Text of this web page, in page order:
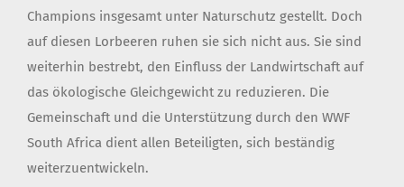
Champions insgesamt unter Naturschutz gestellt. Doch
auf diesen Lorbeeren ruhen sie sich nicht aus. Sie sind
weiterhin bestrebt, den Einfluss der Landwirtschaft auf
das ökologische Gleichgewicht zu reduzieren. Die
Gemeinschaft und die Unterstützung durch den WWF
South Africa dient allen Beteiligten, sich beständig
weiterzuentwickeln.